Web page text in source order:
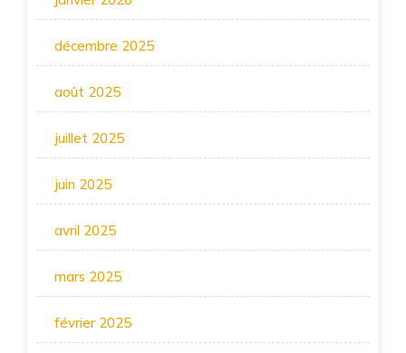
décembre 2025
août 2025
juillet 2025
juin 2025
avril 2025
mars 2025
février 2025